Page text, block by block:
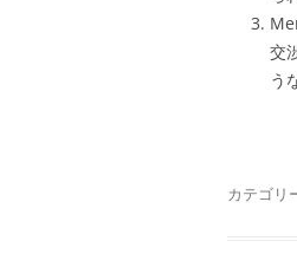
交
う
カテゴリ